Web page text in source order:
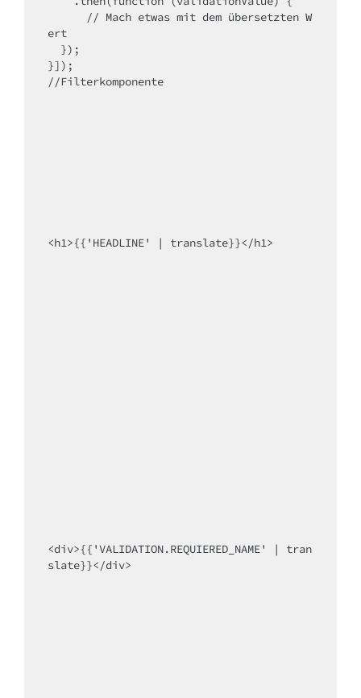
ert
}]);
//Filterkomponente
<h1>{{'HEADLINE' | translate}}</h1>
<div>{{'VALIDATION.REQUIERED_NAME' | tran
slate}}</div>